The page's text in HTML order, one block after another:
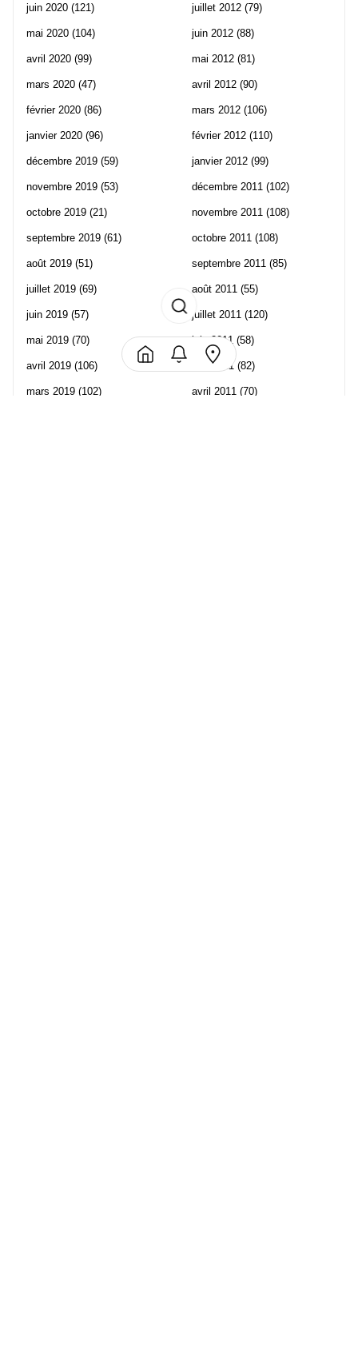
juin 2020 (121)
mai 2020 (104)
avril 2020 (99)
mars 2020 (47)
février 2020 (86)
janvier 2020 (96)
décembre 2019 (59)
novembre 2019 (53)
octobre 2019 (21)
septembre 2019 (61)
août 2019 (51)
juillet 2019 (69)
juin 2019 (57)
mai 2019 (70)
avril 2019 (106)
mars 2019 (102)
juillet 2012 (79)
juin 2012 (88)
mai 2012 (81)
avril 2012 (90)
mars 2012 (106)
février 2012 (110)
janvier 2012 (99)
décembre 2011 (102)
novembre 2011 (108)
octobre 2011 (108)
septembre 2011 (85)
août 2011 (55)
juillet 2011 (120)
juin 2011 (58)
mai 2011 (82)
avril 2011 (70)